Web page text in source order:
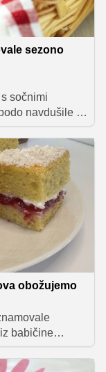
sezono
sočnimi
navdušile s
izbor za
obožujemo
babičine
kot so
Pripravite